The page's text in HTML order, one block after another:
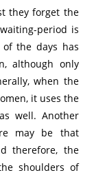
they forget the
period is
the days has
although only
when the
it uses the
well. Another
may be that
therefore, the
shoulders of